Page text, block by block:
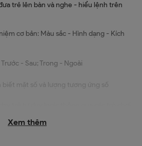
trẻ lên bàn và nghe - hiểu lệnh trên
cơ bản: Màu sắc - Hình dạng - Kích
- Sau; Trong - Ngoài
biết mặt số và lượng tương ứng số
Xem thêm